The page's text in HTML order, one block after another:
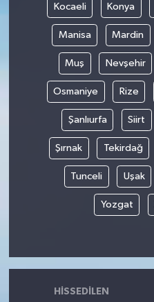
Kocaeli Konya
Manisa Mardin
Muş Nevşehir
Osmaniye Rize
Şanlıurfa Siirt
Şırnak Tekirdağ
Tunceli Uşak
Yozgat
HISSEDILEN